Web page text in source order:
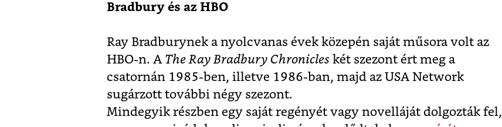
Bradbury és az HBO
Ray Bradburynek a nyolcvanas évek közepén saját műsora volt az
HBO-n. A The Ray Bradbury Chronicles két szezont ért meg a
csatornán 1985-ben, illetve 1986-ban, majd az USA Network
sugárzott további négy szezont.
Mindegyik részben egy saját regényét vagy novelláját dolgozták fel,